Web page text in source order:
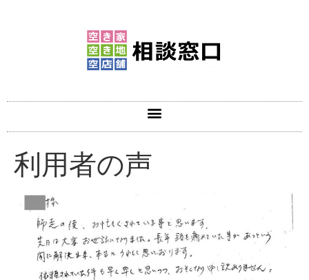
利用者の声